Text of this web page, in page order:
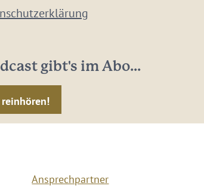
gibt's im Abo...
Ansprechpartner